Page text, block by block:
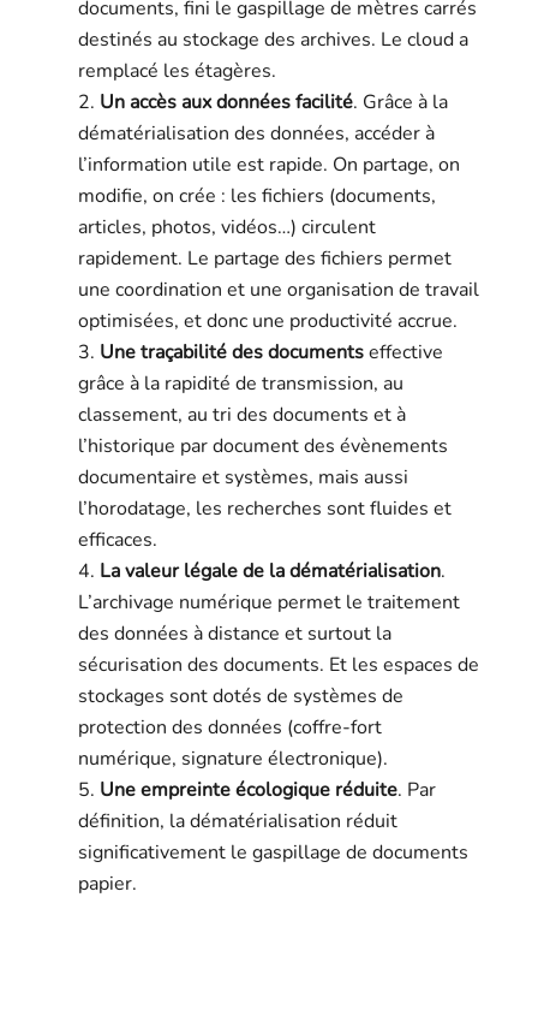
documents, fini le gaspillage de mètres carrés
destinés au stockage des archives. Le cloud a
remplacé les étagères.
Un accès aux données facilité. Grâce à la
dématérialisation des données, accéder à
l’information utile est rapide. On partage, on
modifie, on crée : les fichiers (documents,
articles, photos, vidéos…) circulent
rapidement. Le partage des fichiers permet
une coordination et une organisation de travail
optimisées, et donc une productivité accrue.
Une traçabilitédes documentseffective
grâce à la rapidité de transmission, au
classement, au tri des documents et à
l’historique par document des évènements
documentaire et systèmes, mais aussi
l’horodatage, les recherches sont fluides et
efficaces.
La valeur légale de la dématérialisation.
L’archivage numérique permet le traitement
des données à distance et surtout la
sécurisation des documents. Et les espaces de
stockages sont dotés de systèmes de
protection des données (coffre-fort
numérique, signature électronique).
Une empreinte écologique réduite. Par
définition, la dématérialisation réduit
significativement le gaspillage de documents
papier.